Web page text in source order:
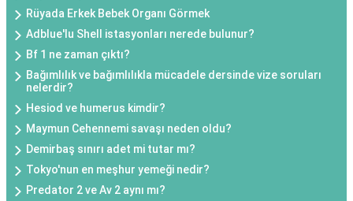
Rüyada Erkek Bebek Organı Görmek
Adblue'lu Shell istasyonları nerede bulunur?
Bf 1 ne zaman çıktı?
Bağımlılık ve bağımlılıkla mücadele dersinde vize soruları
nelerdir?
Hesiod ve humerus kimdir?
Maymun Cehennemi savaşı neden oldu?
Demirbaş sınırı adet mi tutar mı?
Tokyo'nun en meşhur yemeği nedir?
Predator 2 ve Av 2 aynı mı?